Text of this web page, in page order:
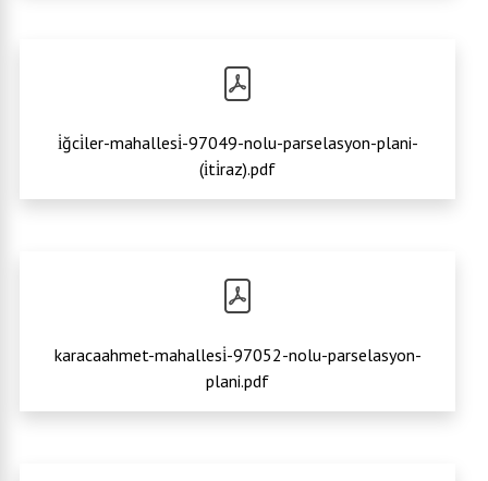
i̇ğci̇ler-mahallesi̇-97049-nolu-parselasyon-plani-
(i̇ti̇raz).pdf
karacaahmet-mahallesi̇-97052-nolu-parselasyon-
plani.pdf